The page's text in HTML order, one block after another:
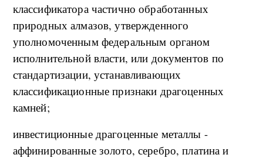
классификатора частично обработанных
природных алмазов, утвержденного
уполномоченным федеральным органом
исполнительной власти, или документов по
стандартизации, устанавливающих
классификационные признаки драгоценных
камней;
инвестиционные драгоценные металлы -
аффинированные золото, серебро, платина и